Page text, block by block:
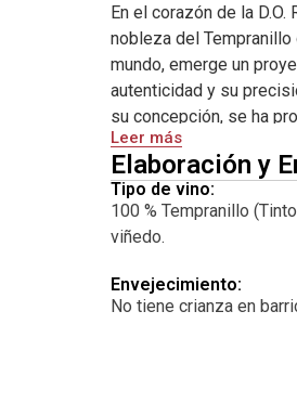
En el corazón de la
nobleza del
mundo, emerge un
autenticidad y su
su concepción, se ha
tierra con un estilo
Un proyecto con alma:
Milénico nace con una
proceso sean
altura, algunos de ellos
Leer más
Elaboración y
Tipo de vino:
100 % Tempranillo
viñedo.
Envejecimiento:
No tiene crianza en